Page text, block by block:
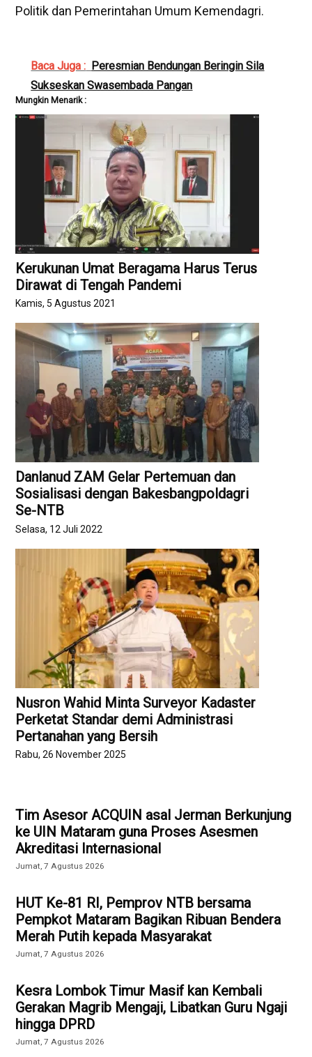
Politik dan Pemerintahan Umum Kemendagri.
Baca Juga : Peresmian Bendungan Beringin Sila
Sukseskan Swasembada Pangan
Mungkin Menarik :
Kerukunan Umat Beragama Harus Terus
Dirawat di Tengah Pandemi
Kamis, 5 Agustus 2021
Danlanud ZAM Gelar Pertemuan dan
Sosialisasi dengan Bakesbangpoldagri
Se-NTB
Selasa, 12 Juli 2022
Nusron Wahid Minta Surveyor Kadaster
Perketat Standar demi Administrasi
Pertanahan yang Bersih
Rabu, 26 November 2025
Tim Asesor ACQUIN asal Jerman Berkunjung
ke UIN Mataram guna Proses Asesmen
Akreditasi Internasional
Jumat, 7 Agustus 2026
HUT Ke-81 RI, Pemprov NTB bersama
Pempkot Mataram Bagikan Ribuan Bendera
Merah Putih kepada Masyarakat
Jumat, 7 Agustus 2026
Kesra Lombok Timur Masif kan Kembali
Gerakan Magrib Mengaji, Libatkan Guru Ngaji
hingga DPRD
Jumat, 7 Agustus 2026